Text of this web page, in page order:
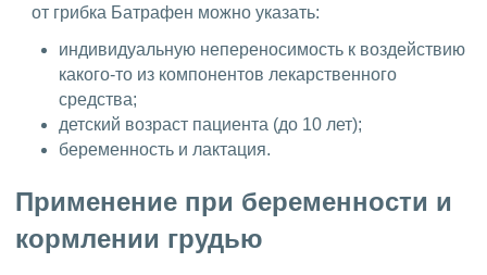
от грибка Батрафен можно указать:
индивидуальную непереносимость к воздействию
какого-то из компонентов лекарственного
средства;
детский возраст пациента (до 10 лет);
беременность и лактация.
Применение при беременности и
кормлении грудью